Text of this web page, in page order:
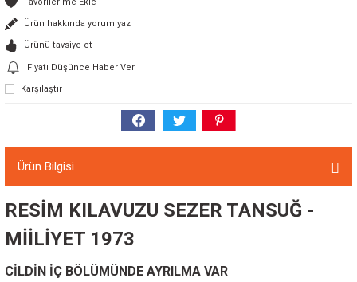
Ürün hakkında yorum yaz
Ürünü tavsiye et
Fiyatı Düşünce Haber Ver
Karşılaştır
Ürün Bilgisi
RESİM KILAVUZU SEZER TANSUĞ -
MİİLİYET 1973
CİLDİN İÇ BÖLÜMÜNDE AYRILMA VAR